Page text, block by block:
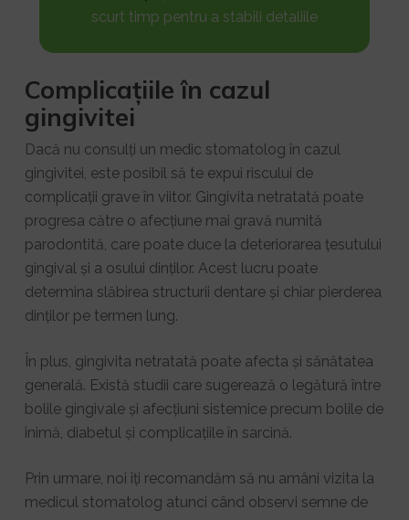
scurt timp pentru a stabili detaliile
Complicațiile în cazul
gingivitei
Dacă nu consulți un medic stomatolog în cazul
gingivitei, este posibil să te expui riscului de
complicații grave în viitor. Gingivita netratată poate
progresa către o afecțiune mai gravă numită
parodontită, care poate duce la deteriorarea țesutului
gingival și a osului dinților. Acest lucru poate
determina slăbirea structurii dentare și chiar pierderea
dinților pe termen lung.
În plus, gingivita netratată poate afecta și sănătatea
generală. Există studii care sugerează o legătură între
bolile gingivale și afecțiuni sistemice precum bolile de
inimă, diabetul și complicațiile în sarcină.
Prin urmare, noi îți recomandăm să nu amâni vizita la
medicul stomatolog atunci când observi semne de